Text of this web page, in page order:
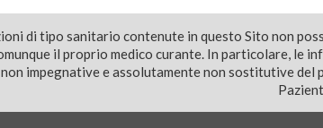
di tipo sanitario contenute in questo Sito non
il proprio medico curante. In particolare, le
impegnative e assolutamente non sostitutive